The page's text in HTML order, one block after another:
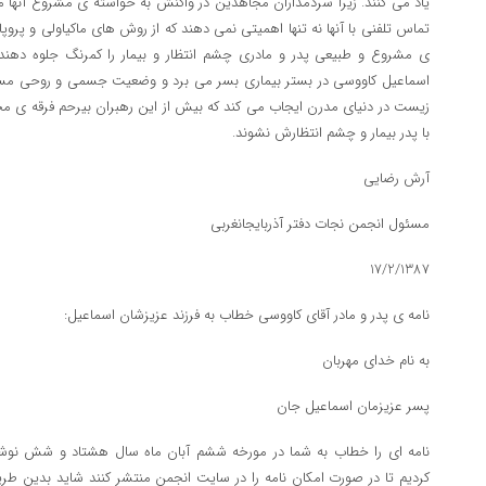
تماس تلفنی با آنها نه تنها اهمیتی نمی دهند که از روش های ماکیاولی و
ی مشروع و طبیعی پدر و مادری چشم انتظار و بیمار را کمرنگ جلوه
اسماعیل کاووسی در بستر بیماری بسر می برد و وضعیت جسمی و روحی
زیست در دنیای مدرن ایجاب می کند که بیش از این رهبران بیرحم فرقه ی
با پدر بیمار و چشم انتظارش نشوند.
آرش رضایی
مسئول انجمن نجات دفتر آذربایجانغربی
17/2/1387
نامه ی پدر و مادر آقای کاووسی خطاب به فرزند عزیزشان اسماعیل:
به نام خدای مهربان
پسر عزیزمان اسماعیل جان
نامه ای را خطاب به شما در مورخه ششم آبان ماه سال هشتاد و شش
کردیم تا در صورت امکان نامه را در سایت انجمن منتشر کنند شاید بدین